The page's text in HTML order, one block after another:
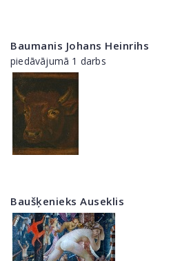
Baumanis Johans Heinrihs
piedāvājumā 1 darbs
Baušķenieks Auseklis